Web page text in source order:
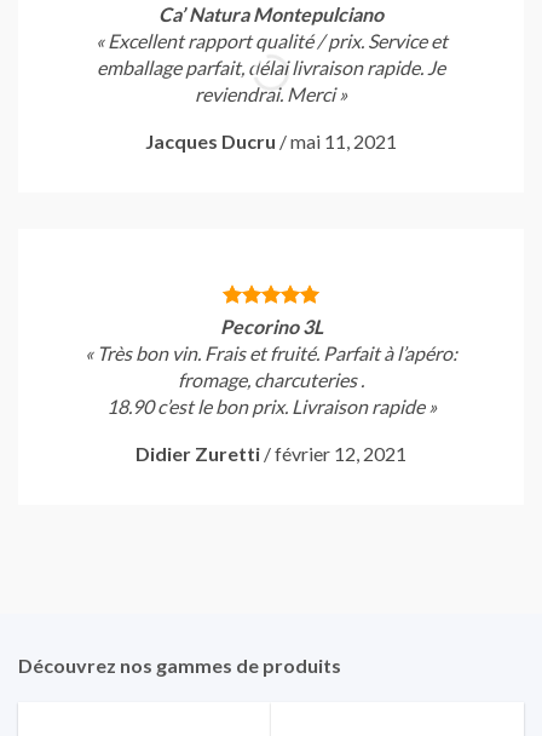
Ca’ Natura Montepulciano
« Excellent rapport qualité / prix. Service et
emballage parfait, délai livraison rapide. Je
reviendrai. Merci »
Jacques Ducru /mai 11, 2021
Pecorino 3L
« Très bon vin. Frais et fruité. Parfait à l’apéro:
fromage, charcuteries .
18.90 c’est le bon prix. Livraison rapide »
Didier Zuretti /février 12, 2021
Découvrez nos gammes de produits